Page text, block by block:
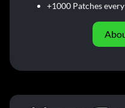
+1000 Patches